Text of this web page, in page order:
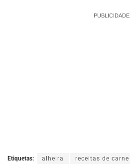
PUBLICIDADE
Etiquetas: alheira receitas de carne